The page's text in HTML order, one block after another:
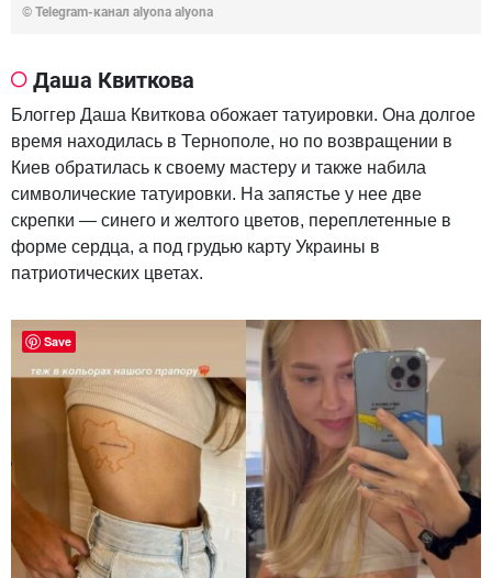
© Telegram-канал alyona alyona
Даша Квиткова
Блоггер Даша Квиткова обожает татуировки. Она долгое
время находилась в Тернополе, но по возвращении в
Киев обратилась к своему мастеру и также набила
символические татуировки. На запястье у нее две
скрепки — синего и желтого цветов, переплетенные в
форме сердца, а под грудью карту Украины в
патриотических цветах.
Save